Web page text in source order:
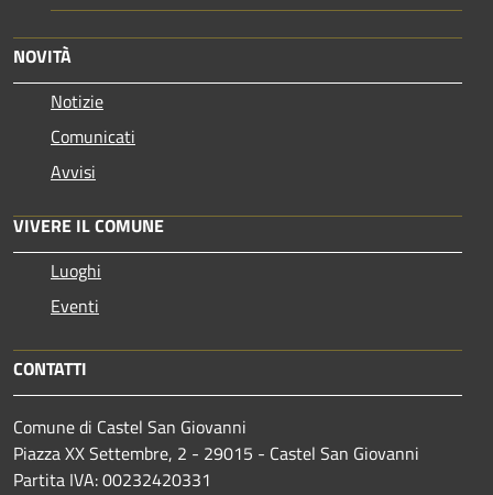
NOVITÀ
Notizie
Comunicati
Avvisi
VIVERE IL COMUNE
Luoghi
Eventi
CONTATTI
Comune di Castel San Giovanni
Piazza XX Settembre, 2 - 29015 - Castel San Giovanni
Partita IVA: 00232420331